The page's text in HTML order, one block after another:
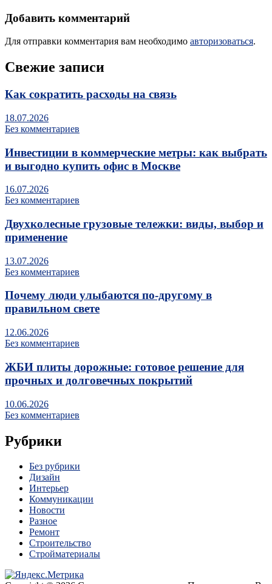
Добавить комментарий
Для отправки комментария вам необходимо авторизоваться.
Свежие записи
Как сократить расходы на связь
18.07.2026
Без комментариев
Инвестиции в коммерческие метры: как выбрать
и выгодно купить офис в Москве
16.07.2026
Без комментариев
Двухколесные грузовые тележки: виды, выбор и
применение
13.07.2026
Без комментариев
Почему люди улыбаются по‑другому в
правильном свете
12.06.2026
Без комментариев
ЖБИ плиты дорожные: готовое решение для
прочных и долговечных покрытий
10.06.2026
Без комментариев
Рубрики
Без рубрики
Дизайн
Интерьер
Коммуникации
Новости
Разное
Ремонт
Строительство
Стройматериалы